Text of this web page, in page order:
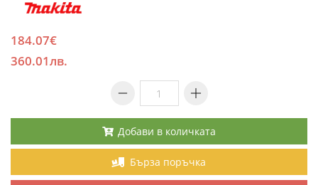
184.07€
360.01лв.
Добави в количката
Бърза поръчка